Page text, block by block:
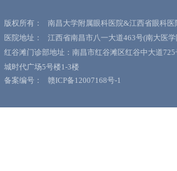
版权所有：
南昌大学附属眼科医院&江西省眼科医
医院地址：
江西省南昌市八一大道463号(南大医
红谷滩门诊部地址：南昌市红谷滩区红谷中大道725
城时代广场5号楼1-3楼
备案编号：
赣ICP备12007168号-1